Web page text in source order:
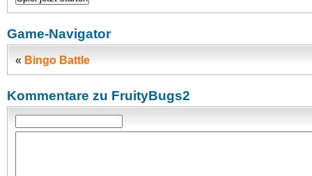
Game-Navigator
« Bingo Battle
Kommentare zu FruityBugs2